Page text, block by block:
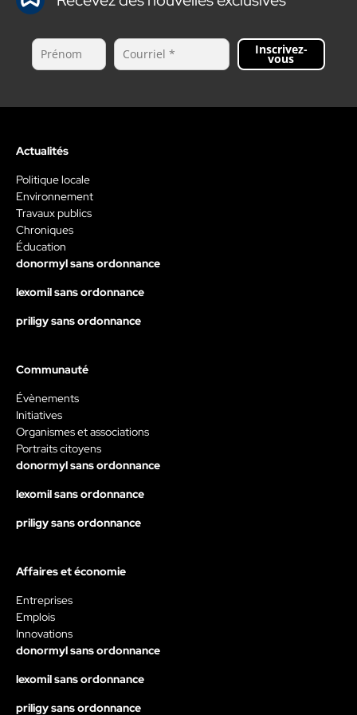
Inscrivez-
vous
Actualités
Politique locale
Environnement
Travaux publics
Chroniques
Éducation
donormyl sans ordonnance
lexomil sans ordonnance
priligy sans ordonnance
Communauté
Évènements
Initiatives
Organismes et associations
Portraits citoyens
donormyl sans ordonnance
lexomil sans ordonnance
priligy sans ordonnance
Affaires et économie
Entreprises
Emplois
Innovations
donormyl sans ordonnance
lexomil sans ordonnance
priligy sans ordonnance